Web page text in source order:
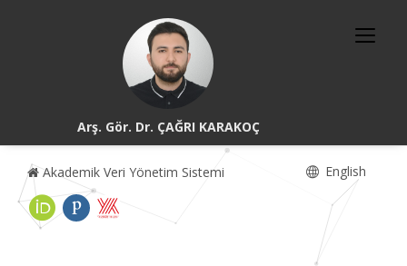
Arş. Gör. Dr. ÇAĞRI KARAKOÇ
Akademik Veri Yönetim Sistemi English